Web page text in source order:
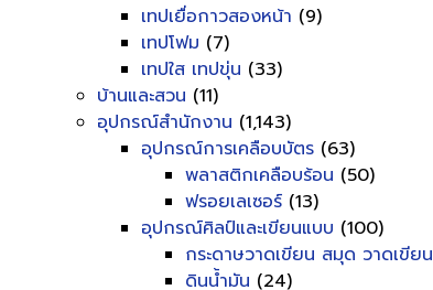
เทปเยื่อกาวสองหน้า (9)
เทปโฟม (7)
เทปใส เทปขุ่น (33)
บ้านและสวน (11)
อุปกรณ์สำนักงาน (1,143)
อุปกรณ์การเคลือบบัตร (63)
พลาสติกเคลือบร้อน (50)
ฟรอยเลเซอร์ (13)
อุปกรณ์ศิลป์และเขียนแบบ (100)
กระดาษวาดเขียน สมุด วาดเขียน
ดินน้ำมัน (24)